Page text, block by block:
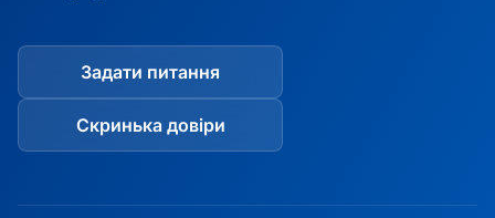
Задати питання
Скринька довіри